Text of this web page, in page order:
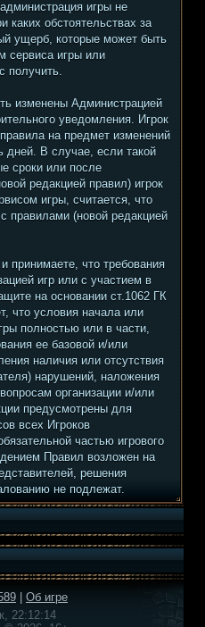
игры не
каких обстоятельствах за
ущерб, которые может быть
сервиса игры или
получить.
изменены Администрацией
уведомления. Игрок
на предмет изменений
дней. В случае, если такой
сроки или после
редакцией правил) игрок
игры, считается, что
правилами (новой редакцией
принимаете, что требования
игр или с участием в
на основании ст.1062 ГК
что условия начала или
полностью или в части,
ее базовой и/или
наличия или отсутствия
нарушений, наложения
организации и/или
предусмотрены для
всех Игроков
частью игрового
Правил возложен на
решения
не подлежат.
Об игре
22:12:14